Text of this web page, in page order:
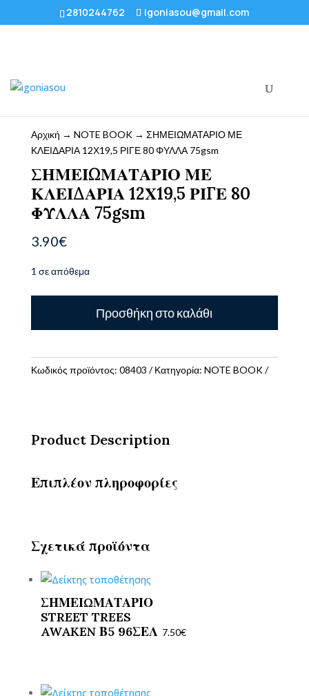
2810244762 igoniasou@gmail.com
Αρχική → NOTE BOOK→ ΣΗΜΕΙΩΜΑΤΑΡΙΟ ΜΕ
ΚΛΕΙΔΑΡΙΑ 12Χ19,5 ΡΙΓΕ 80 ΦΥΛΛΑ 75gsm
ΣΗΜΕΙΩΜΑΤΑΡΙΟ ΜΕ
ΚΛΕΙΔΑΡΙΑ 12Χ19,5 ΡΙΓΕ 80
ΦΥΛΛΑ 75gsm
3.90€
1 σε απόθεμα
ΚΛΕΙΔΑΡΙΑ
ΡΙΓΕ
Προσθήκη στο καλάθι
Κωδικός προϊόντος: 08403 Κατηγορία: NOTE BOOK
Product Description
Επιπλέον πληροφορίες
Σχετικά προϊόντα
ΣΗΜΕΙΩΜΑΤΑΡΙΟ
STREET TREES
AWAKEN Β5 96ΣΕΛ 7.50€